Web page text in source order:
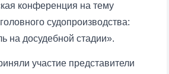
конференция на тему
судопроизводства:
на досудебной стадии».
участие представители